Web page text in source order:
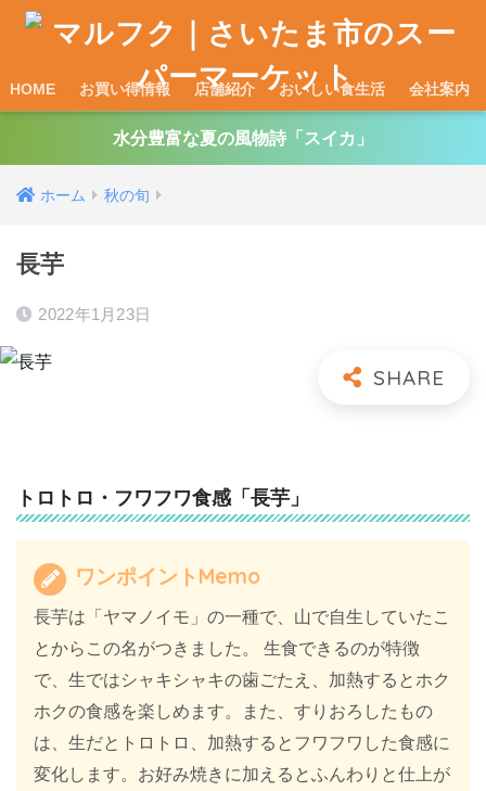
HOME お買い得情報 店舗紹介 おいしい食生活 会社案内
水分豊富な夏の風物詩「スイカ」
ホーム 秋の旬
長芋
2022年1月23日
トロトロ・フワフワ食感「長芋」
ワンポイントMemo
長芋は「ヤマノイモ」の一種で、山で自生していたこ
とからこの名がつきました。 生食できるのが特徴
で、生ではシャキシャキの歯ごたえ、加熱するとホク
ホクの食感を楽しめます。また、すりおろしたもの
は、生だとトロトロ、加熱するとフワフワした食感に
変化します。お好み焼きに加えるとふんわりと仕上が